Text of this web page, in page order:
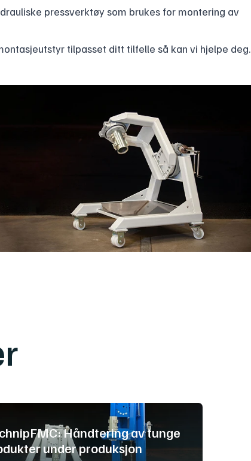
pressverktøy som brukes for montering av
tilpasset ditt tilfelle så kan vi hjelpe deg.
Håndtering av tunge
under produksjon